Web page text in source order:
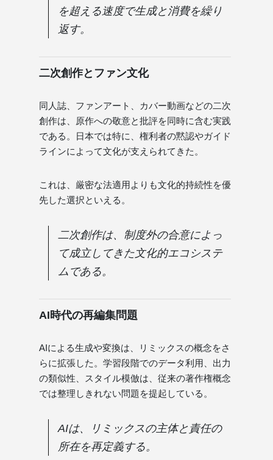
を超える速度で生成と消費を繰り
返す。
二次創作とファン文化
同人誌、ファンアート、カバー動画などの二次
創作は、原作への敬意と批評を同時に含む実践
である。日本では特に、権利者の黙認やガイド
ラインによって文化が支えられてきた。
これは、厳密な法適用よりも文化的持続性を優
先した選択といえる。
二次創作は、制度外の合意によっ
て成立してきた文化的エコシステ
ムである。
AI時代の再編集問題
AIによる生成や変換は、リミックスの概念をさ
らに拡張した。学習段階でのデータ利用、出力
の類似性、スタイル模倣は、従来の著作権概念
では整理しきれない問題を提起している。
AIは、リミックスの主体と責任の
所在を再定義する。